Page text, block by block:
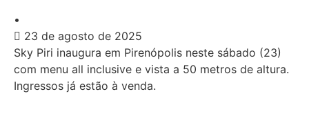
•
23 de agosto de 2025
Sky Piri inaugura em Pirenópolis neste sábado (23)
com menu all inclusive e vista a 50 metros de altura.
Ingressos já estão à venda.